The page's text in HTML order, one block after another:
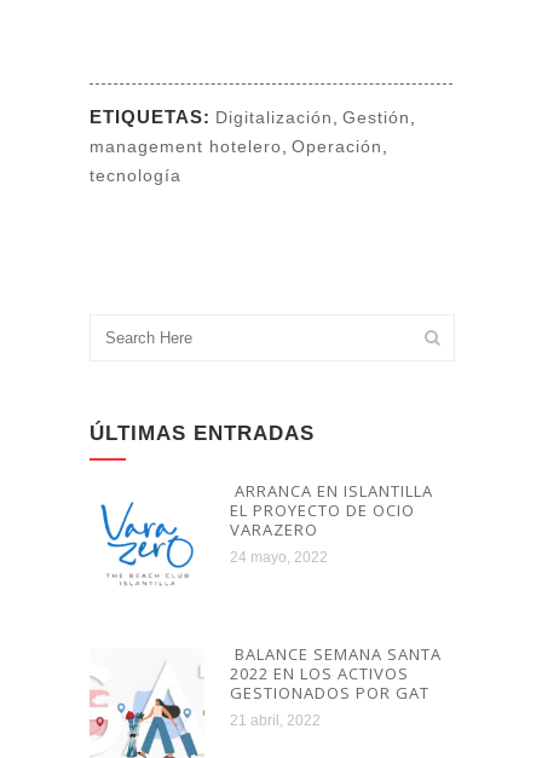
ETIQUETAS: Digitalización Gestión
management hotelero Operación
tecnología
ÚLTIMAS ENTRADAS
ARRANCA EN ISLANTILLA
EL PROYECTO DE OCIO
VARAZERO
24 mayo, 2022
BALANCE SEMANA SANTA
2022 EN LOS ACTIVOS
GESTIONADOS POR GAT
21 abril, 2022